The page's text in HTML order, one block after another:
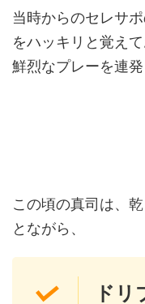
当時からのセレサ
をハッキリと覚え
鮮烈なプレーを連発
この頃の真司は、
とながら、
ドリ